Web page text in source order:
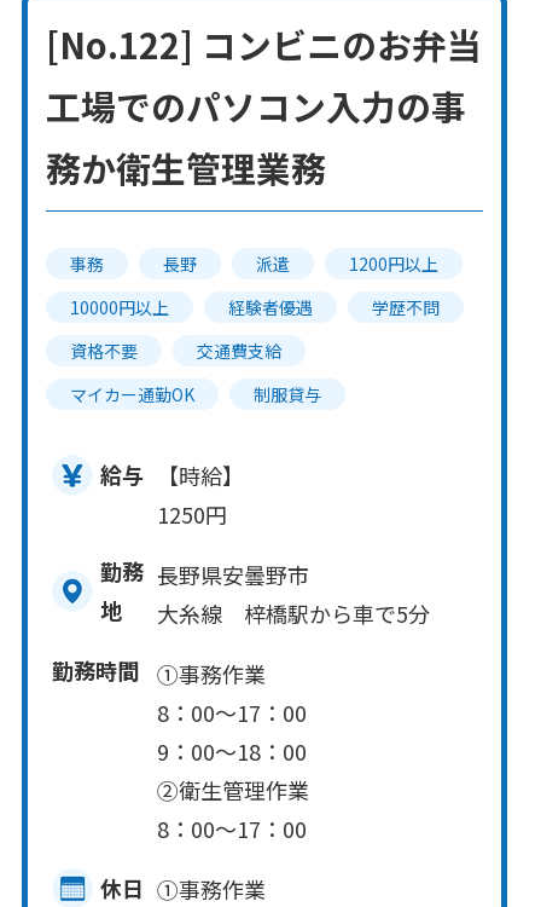
[No.122] コンビニのお弁当
工場でのパソコン入力の事
務か衛生管理業務
事務 長野 派遣
1200円以上
10000円以上
経験者優遇
学歴不問
資格不要
交通費支給
マイカー通勤OK
制服貸与
給与
【時給】
1250円
勤務
地
長野県安曇野市
大糸線 梓橋駅から車で5分
勤務時間 ①事務作業
8：00～17：00
9：00～18：00
②衛生管理作業
8：00～17：00
休日 ①事務作業